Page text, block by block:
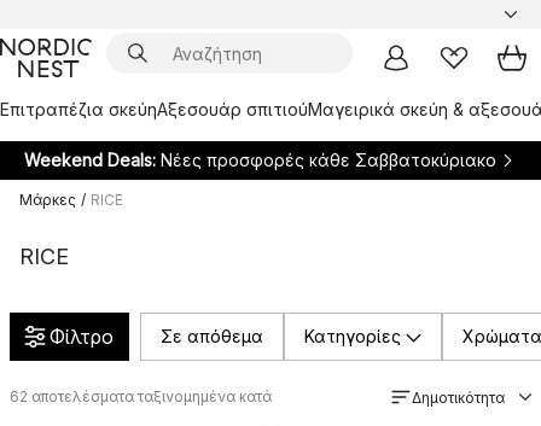
Επιτραπέζια σκεύηΑξεσουάρ σπιτιούΜαγειρικά σκεύη &
Weekend Deals: Νέες προσφορές κάθε Σαββατοκύριακο
Μάρκες / RICE
RICE
Φίλτρο Σε απόθεμα Κατηγορίες Χρώματα
62 αποτελέσματα ταξινομημένα κατά Δημοτικότητα